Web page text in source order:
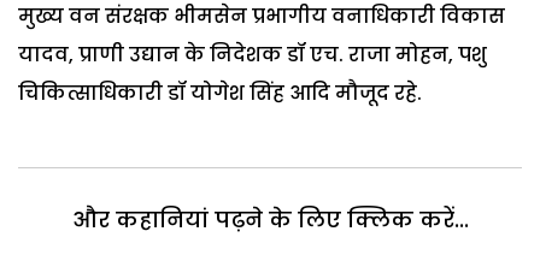
मुख्य वन संरक्षक भीमसेन प्रभागीय वनाधिकारी विकास
यादव, प्राणी उद्यान के निदेशक डॉ एच. राजा मोहन, पशु
चिकित्साधिकारी डॉ योगेश सिंह आदि मौजूद रहे.
और कहानियां पढ़ने के लिए क्लिक करें...